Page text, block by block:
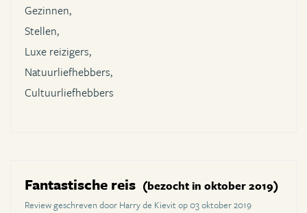
Gezinnen,
Stellen,
Luxe reizigers,
Natuurliefhebbers,
Cultuurliefhebbers
Fantastische reis (bezocht in oktober 2019)
Review geschreven door Harry de Kievit op 03 oktober 2019